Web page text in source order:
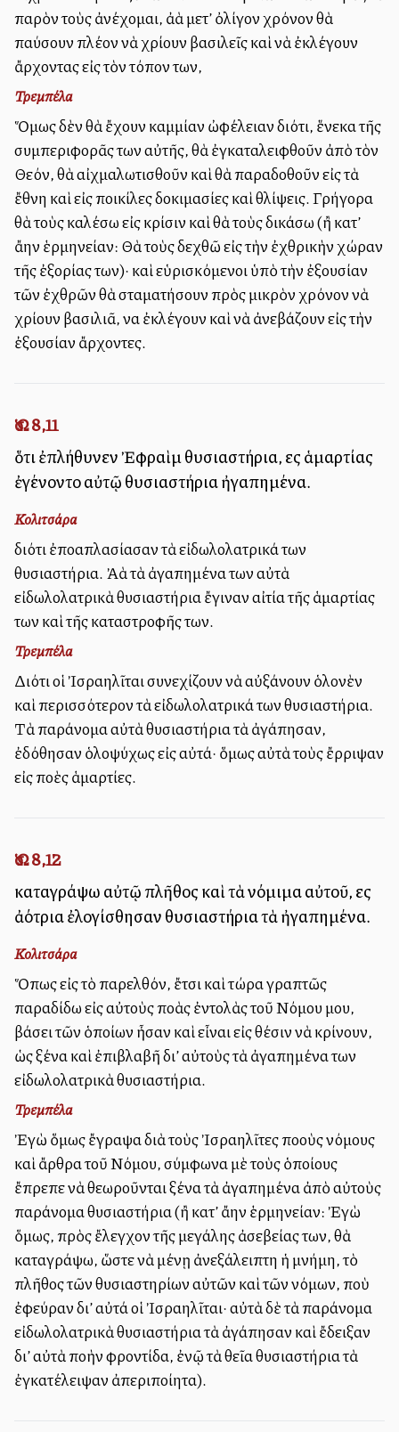
παρὸν τοὺς ἀνέχομαι, ἀλλὰ μετ’ ὀλίγον χρόνον θὰ
παύσουν πλέον νὰ χρίουν βασιλεῖς καὶ νὰ ἐκλέγουν
ἄρχοντας εἰς τὸν τόπον των,
Τρεμπέλα
Ὅμως δὲν θὰ ἔχουν καμμίαν ὠφέλειαν διότι, ἕνεκα τῆς
συμπεριφορᾶς των αὐτῆς, θὰ ἐγκαταλειφθοῦν ἀπὸ τὸν
Θεόν, θὰ αἰχμαλωτισθοῦν καὶ θὰ παραδοθοῦν εἰς τὰ
ἔθνη καὶ εἰς ποικίλες δοκιμασίες καὶ θλίψεις. Γρήγορα
θὰ τοὺς καλέσω εἰς κρίσιν καὶ θὰ τοὺς δικάσω (ἢ κατ’
ἄλλην ἑρμηνείαν: Θὰ τοὺς δεχθῶ εἰς τὴν ἐχθρικὴν χώραν
τῆς ἐξορίας των)· καὶ εὑρισκόμενοι ὑπὸ τὴν ἐξουσίαν
τῶν ἐχθρῶν θὰ σταματήσουν πρὸς μικρὸν χρόνον νὰ
χρίουν βασιλιᾶ, να ἐκλέγουν καὶ νὰ ἀνεβάζουν εἰς τὴν
ἐξουσίαν ἄρχοντες.
Ὡσ. 8,11
ὅτι ἐπλήθυνεν Ἐφραὶμ θυσιαστήρια, εἰς ἁμαρτίας
ἐγένοντο αὐτῷ θυσιαστήρια ἠγαπημένα.
Κολιτσάρα
διότι ἐπολλαπλασίασαν τὰ εἰδωλολατρικά των
θυσιαστήρια. Ἀλλὰ τὰ ἀγαπημένα των αὐτὰ
εἰδωλολατρικὰ θυσιαστήρια ἔγιναν αἰτία τῆς ἁμαρτίας
των καὶ τῆς καταστροφῆς των.
Τρεμπέλα
Διότι οἱ Ἰσραηλῖται συνεχίζουν νὰ αὐξάνουν ὁλονὲν
καὶ περισσότερον τὰ εἰδωλολατρικά των θυσιαστήρια.
Τὰ παράνομα αὐτὰ θυσιαστήρια τὰ ἀγάπησαν,
ἐδόθησαν ὁλοψύχως εἰς αὐτά· ὅμως αὐτὰ τοὺς ἔρριψαν
εἰς πολλὲς ἁμαρτίες.
Ὡσ. 8,12
καταγράψω αὐτῷ πλῆθος καὶ τὰ νόμιμα αὐτοῦ, εἰς
ἀλλότρια ἐλογίσθησαν θυσιαστήρια τὰ ἠγαπημένα.
Κολιτσάρα
Ὅπως εἰς τὸ παρελθόν, ἔτσι καὶ τώρα γραπτῶς
παραδίδω εἰς αὐτοὺς πολλὰς ἐντολὰς τοῦ Νόμου μου,
βάσει τῶν ὁποίων ἦσαν καὶ εἶναι εἰς θέσιν νὰ κρίνουν,
ὡς ξένα καὶ ἐπιβλαβῆ δι’ αὐτοὺς τὰ ἀγαπημένα των
εἰδωλολατρικὰ θυσιαστήρια.
Τρεμπέλα
Ἐγὼ ὅμως ἔγραψα διὰ τοὺς Ἰσραηλῖτες πολλοὺς νόμους
καὶ ἄρθρα τοῦ Νόμου, σύμφωνα μὲ τοὺς ὁποίους
ἔπρεπε νὰ θεωροῦνται ξένα τὰ ἀγαπημένα ἀπὸ αὐτοὺς
παράνομα θυσιαστήρια (ἢ κατ’ ἄλλην ἑρμηνείαν: Ἐγὼ
ὅμως, πρὸς ἔλεγχον τῆς μεγάλης ἀσεβείας των, θὰ
καταγράψω, ὥστε νὰ μένῃ ἀνεξάλειπτη ἡ μνήμη, τὸ
πλῆθος τῶν θυσιαστηρίων αὐτῶν καὶ τῶν νόμων, ποὺ
ἐφεύραν δι’ αὐτά οἱ Ἰσραηλῖται· αὐτὰ δὲ τὰ παράνομα
εἰδωλολατρικὰ θυσιαστήρια τὰ ἀγάπησαν καὶ ἔδειξαν
δι’ αὐτὰ πολλὴν φροντίδα, ἐνῷ τὰ θεῖα θυσιαστήρια τὰ
ἐγκατέλειψαν ἀπεριποίητα).